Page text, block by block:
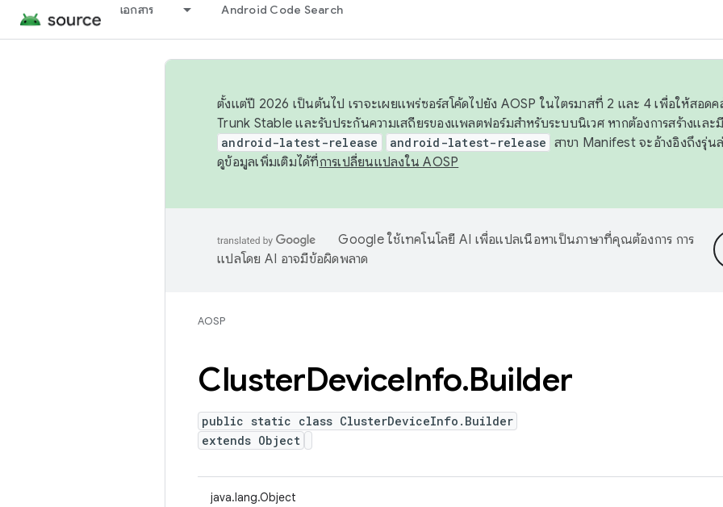
เอกสาร Android Code Search
ตั้งแต่ปี 2026 เป็นต้นไป เราจะเผยแพร่ซอร์สโค้ดไปยัง AOSP ในไตรมาสที่ 2 และ 4 เพื่อให้สอด
Trunk Stable และรับประกันความเสถียรของแพลตฟอร์มสำหรับระบบนิเวศ หากต้องการสร้างและ
android-latest-release android-latest-release สาขา Manifest จะอ้างอิงถึงรุ่
ดูข้อมูลเพิ่มเติมได้ที่การเปลี่ยนแปลงใน AOSP
Google ใช้เทคโนโลยี AI เพื่อแปลเนื้อหาเป็นภาษาที่คุณต้องการ การ
แปลโดย AI อาจมีข้อผิดพลาด
AOSP
ClusterDeviceInfo.Builder
public static class ClusterDeviceInfo.Builder
extends Object
java.lang.Object